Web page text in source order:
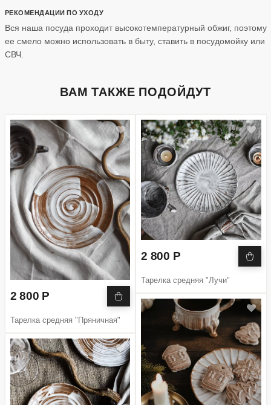
РЕКОМЕНДАЦИИ ПО УХОДУ
Вся наша посуда проходит высокотемпературный обжиг, поэтому
ее смело можно использовать в быту, ставить в посудомойку или
СВЧ.
ВАМ ТАКЖЕ ПОДОЙДУТ
2 800 Р
Тарелка средняя "Пряничная"
2 800 Р
Тарелка средняя "Лучи"